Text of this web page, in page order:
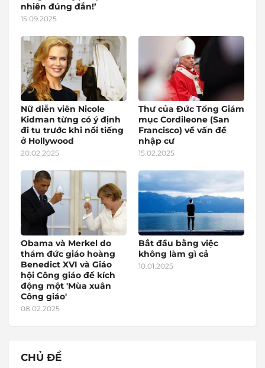
nhiên đúng đắn!’
15.09.2025
Nữ diễn viên Nicole
Kidman từng có ý định
đi tu trước khi nổi tiếng
ở Hollywood
20.02.2025
Thư của Đức Tổng Giám
mục Cordileone (San
Francisco) về vấn đề
nhập cư
15.02.2025
Obama và Merkel do
thám đức giáo hoàng
Benedict XVI và Giáo
hội Công giáo để kích
động một 'Mùa xuân
Công giáo'
08.02.2025
Bắt đầu bằng việc
không làm gì cả
10.01.2025
CHỦ ĐỀ